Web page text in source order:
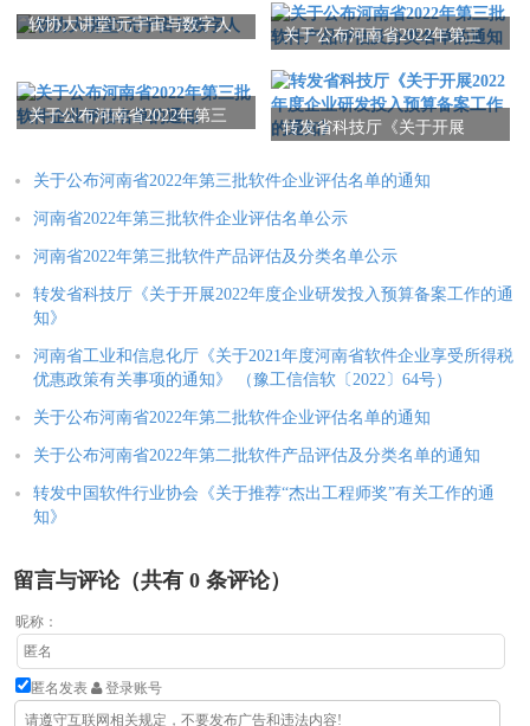
软协大讲堂‖元宇宙与数字人
关于公布河南省2022年第三
的通知
关于公布河南省2022年第三
转发省科技厅《关于开展
备案工作的通知》
关于公布河南省2022年第三批软件企业评估名单的通知
河南省2022年第三批软件企业评估名单公示
河南省2022年第三批软件产品评估及分类名单公示
转发省科技厅《关于开展2022年度企业研发投入预算备案工作的通
知》
河南省工业和信息化厅《关于2021年度河南省软件企业享受所得税
优惠政策有关事项的通知》 （豫工信信软〔2022〕64号）
关于公布河南省2022年第二批软件企业评估名单的通知
关于公布河南省2022年第二批软件产品评估及分类名单的通知
转发中国软件行业协会《关于推荐“杰出工程师奖”有关工作的通
知》
留言与评论（共有 0 条评论）
昵称：
匿名发表 登录账号